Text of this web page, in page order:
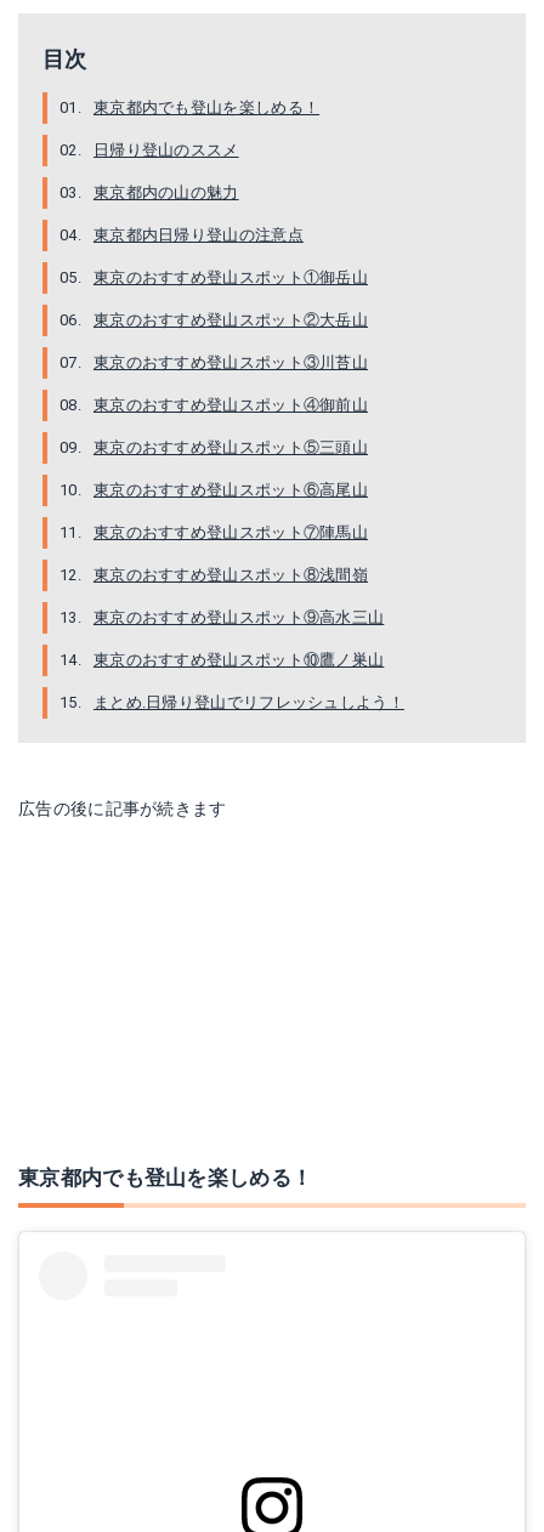
目次
東京都内でも登山を楽しめる！
日帰り登山のススメ
東京都内の山の魅力
東京都内日帰り登山の注意点
東京のおすすめ登山スポット①御岳山
東京のおすすめ登山スポット②大岳山
東京のおすすめ登山スポット③川苔山
東京のおすすめ登山スポット④御前山
東京のおすすめ登山スポット⑤三頭山
東京のおすすめ登山スポット⑥高尾山
東京のおすすめ登山スポット⑦陣馬山
東京のおすすめ登山スポット⑧浅間嶺
東京のおすすめ登山スポット⑨高水三山
東京のおすすめ登山スポット⑩鷹ノ巣山
まとめ.日帰り登山でリフレッシュしよう！
広告の後に記事が続きます
東京都内でも登山を楽しめる！